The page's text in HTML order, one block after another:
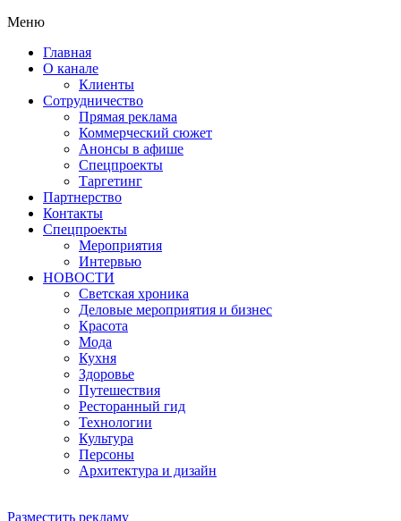
Меню
Главная
О канале
Клиенты
Сотрудничество
Прямая реклама
Коммерческий сюжет
Анонсы в афише
Cпецпроекты
Таргетинг
Партнерство
Контакты
Спецпроекты
Мероприятия
Интервью
НОВОСТИ
Светская хроника
Деловые мероприятия и бизнес
Красота
Мода
Кухня
Здоровье
Путешествия
Ресторанный гид
Технологии
Культура
Персоны
Архитектура и дизайн
Разместить рекламу